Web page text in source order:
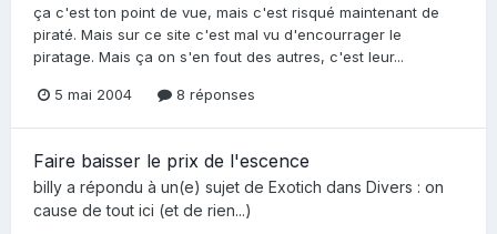
ça c'est ton point de vue, mais c'est risqué maintenant de
piraté. Mais sur ce site c'est mal vu d'encourrager le
piratage. Mais ça on s'en fout des autres, c'est leur...
5 mai 2004 8 réponses
Faire baisser le prix de l'escence
billy a répondu à un(e) sujet de Exotich dans Divers : on
cause de tout ici (et de rien...)